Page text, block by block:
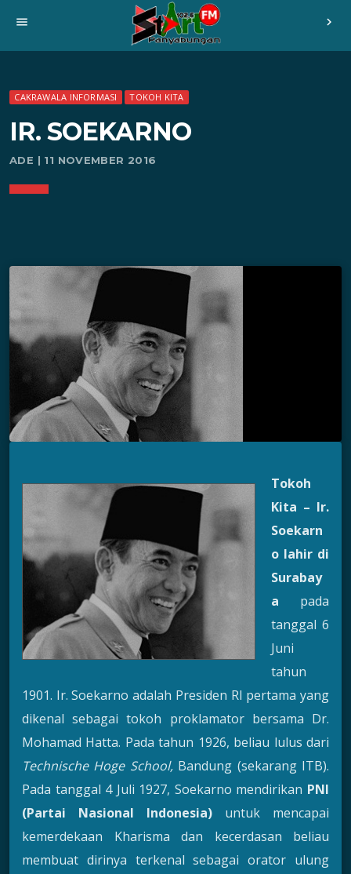
menu chevron_right
CAKRAWALA INFORMASI TOKOH KITA
IR. SOEKARNO
ADE | 11 NOVEMBER 2016
Tokoh
Kita – Ir.
Soekarn
o lahir di
Surabay
a pada
tanggal 6
Juni
tahun
1901. Ir. Soekarno adalah Presiden RI pertama yang
dikenal sebagai tokoh proklamator bersama Dr.
Mohamad Hatta. Pada tahun 1926, beliau lulus dari
Technische Hoge School,Bandung (sekarang ITB).
Pada tanggal 4 Juli 1927, Soekarno mendirikan PNI
(Partai Nasional Indonesia) untuk mencapai
kemerdekaan Kharisma dan kecerdasan beliau
membuat dirinya terkenal sebagai orator ulung